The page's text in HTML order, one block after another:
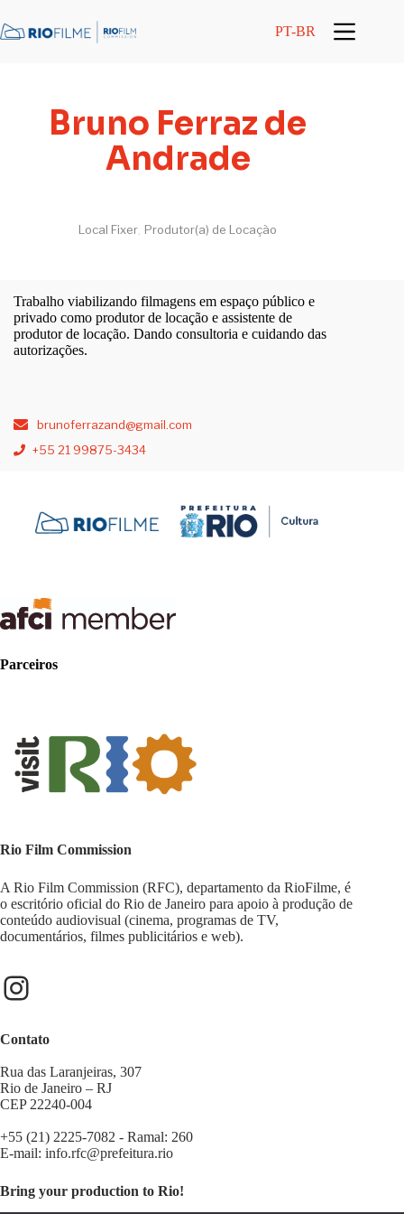
PT-BR
Bruno Ferraz de
Andrade
Local Fixer Produtor(a) de Locação
Trabalho viabilizando filmagens em espaço público e
privado como produtor de locação e assistente de
produtor de locação. Dando consultoria e cuidando das
autorizações.
brunoferrazand@gmail.com
+55 21 99875-3434
Parceiros
Rio Film Commission
A Rio Film Commission (RFC), departamento da RioFilme, é
o escritório oficial do Rio de Janeiro para apoio à produção de
conteúdo audiovisual (cinema, programas de TV,
documentários, filmes publicitários e web).
Contato
Rua das Laranjeiras, 307
Rio de Janeiro – RJ
CEP 22240-004
+55 (21) 2225-7082 - Ramal: 260
E-mail: info.rfc@prefeitura.rio
Bring your production to Rio!